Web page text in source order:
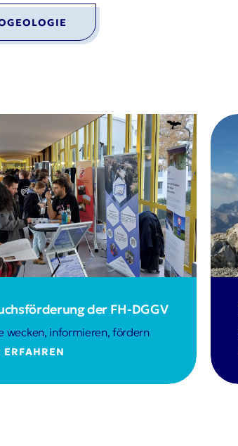
der FH-DGGV
wecken, informieren, fördern
ERFAHREN